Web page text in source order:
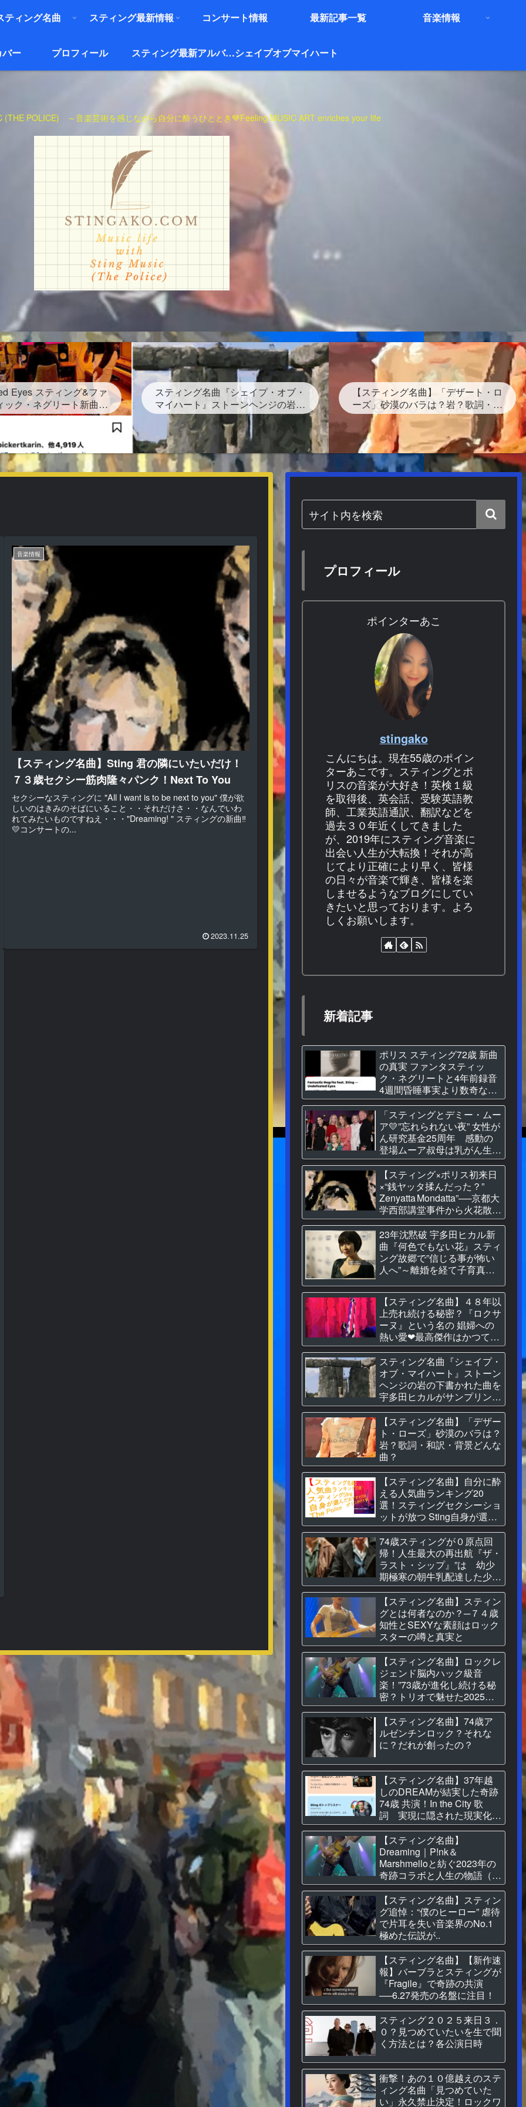
(THE POLICE) ～音楽芸術を感じながら自分に酔うひととき💙Feeling MUSIC ART enriches your life
ティング名曲 スティング最新情報 コンサート情報 最新記事一覧 音楽情報
ー プロフィール スティング最新アルバム『ザ・ブリッジ』シェイプオブマイハート
Eyes スティング&ファ
ック・ネグリート新曲発
6月28日金！グラミー賞
上だった
スティング名曲『シェイプ・オブ・
マイハート』ストーンヘンジの岩の
下書かれた曲を宇多田ヒカルがサン
プリング なぜ？映画レオン主題歌
【スティング名曲】「デザート・ロ
ーズ」砂漠のバラは？岩？歌詞・和
訳・背景どんな曲？
音楽情報
【スティング名曲】Sting 君の隣にいたいだけ！
７３歳セクシー筋肉隆々パンク！Next To You
セクシーなスティングに "All I want is to be next to you" 僕が欲
しいのはきみのそばにいること・・それだけさ・・なんでいわ
れてみたいものですねえ・・・"Dreaming! " スティングの新曲‼
💛コンサートの...
2023.11.25
プロフィール
ポインターあこ
stingako
こんにちは。現在55歳のポイン
ターあこです。スティングとポ
リスの音楽が大好き！英検１級
を取得後、英会話、受験英語教
師、工業英語通訳、翻訳などを
過去３０年近くしてきました
が、2019年にスティング音楽に
出会い人生が大転換！それが高
じてより正確により早く、皆様
の日々が音楽で輝き、皆様を楽
しませるようなブログにしてい
きたいと思っております。よろ
しくお願いします。
新着記事
ポリス スティング72歳 新曲
の真実 ファンタスティッ
ク・ネグリートと4年前録音
4週間昏睡事実より数奇な人
生
「スティングとデミー・ムー
ア💛”忘れられない夜” 女性が
ん研究基金25周年 感動の
登場ムーア叔母は乳がん生存
者
【スティング×ポリス初来日
×“銭ヤッタ揉んだった？”
Zenyatta Mondatta”──京都大
学西部講堂事件から火花散る
グラミー2冠の奇跡】
23年沈黙破 宇多田ヒカル新
曲『何色でもない花』スティ
ング故郷で”信じる事が怖い
人へ”～離婚を経て子育真っ
【スティング名曲】４８年以
上売れ続ける秘密？『ロクサ
ーヌ』という名の 娼婦への
熱い愛❤最高傑作はかつて
BBC放送禁止。歌詞和訳
“[Sting’s Hits] Bilingual
Edition ★Sting mansion Live
Recordings？”A Passionate
Love for a Prostitute ❤ The
Secret of the Greatest
37years Hit ‘Roxanne’ from
1977 Lyrics Translation &
Background”
スティング名曲『シェイプ・
オブ・マイハート』ストーン
ヘンジの岩の下書かれた曲を
宇多田ヒカルがサンプリング
なぜ？映画レオン主題歌
【スティング名曲】「デザー
ト・ローズ」砂漠のバラは？
岩？歌詞・和訳・背景どんな
曲？
【スティング名曲】自分に酔
える人気曲ランキング20
選！スティングセクシーショ
ットが放つ Sting自身が選ん
だ２０曲、なんと日本語だけ
のタイトルソングが存在す
る？」
74歳スティングが０原点回
帰！人生最大の再出航『ザ・
ラスト・シップ』”は 幼少
期極寒の朝牛乳配達した少年
だった
【スティング名曲】スティン
グとは何者なのか？─７４歳
知性とSEXYな素顔はロック
スターの噂と真実と
【スティング名曲】ロックレ
ジェンド脳内ハック級音
楽！”73歳が進化し続ける秘
密？トリオで魅せた2025日
本公演に学ぶ“音を究める生
き方
【スティング名曲】74歳ア
ルゼンチンロック？それな
に？だれが創ったの？
【スティング名曲】37年越
しのDREAMが結実した奇跡
74歳 共演！In the City 歌
詞 実現に隠された現実化の
秘密とは…
【スティング名曲】
Dreaming｜P!nk＆
Marshmelloと紡ぐ2023年の
奇跡コラボと人生の物語（和
訳付）
【スティング名曲】スティン
グ追悼：“僕のヒーロー” 虐待
で片耳を失い音楽界のNo.1
極めた伝説が..
【スティング名曲】【新作速
報】バーブラとスティングが
『Fragile』で奇跡の共演
──6.27発売の名盤に注目！
スティング２０２５来日３．
０？見つめていたいを生で聞
く方法とは？各公演日時
衝撃！あの１０億越えのステ
ィング名曲「見つめていた
い」永久禁止決定！ロックワ